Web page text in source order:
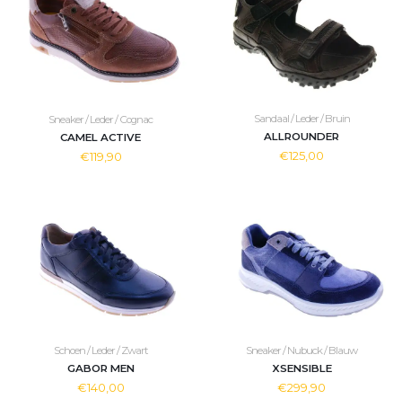
Sneaker / Leder / Cognac
CAMEL ACTIVE
€119,90
Sandaal / Leder / Bruin
ALLROUNDER
€125,00
Schoen / Leder / Zwart
GABOR MEN
€140,00
Sneaker / Nubuck / Blauw
XSENSIBLE
€299,90